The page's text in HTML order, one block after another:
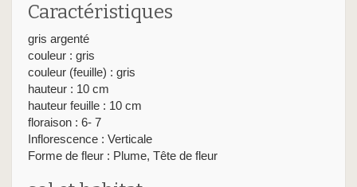
Caractéristiques
gris argenté
couleur : gris
couleur (feuille) : gris
hauteur : 10 cm
hauteur feuille : 10 cm
floraison : 6- 7
Inflorescence : Verticale
Forme de fleur : Plume, Tête de fleur